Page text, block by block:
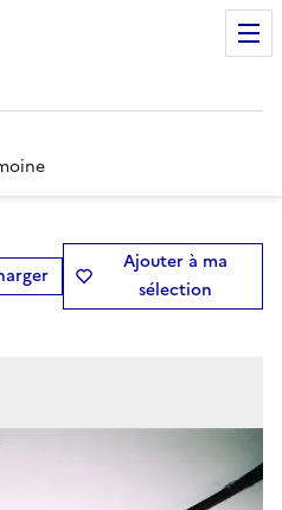
Ajouter à ma
sélection